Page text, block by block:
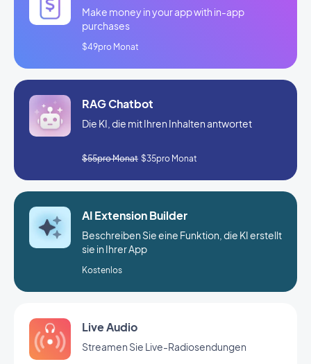
Live Audio
Streamen Sie Live-Radiosendungen
Make money in your app with in-app
purchases
$49pro Monat
RAG Chatbot
Die KI, die mit Ihren Inhalten antwortet
$55pro Monat $35pro Monat
AI Extension Builder
Beschreiben Sie eine Funktion, die KI erstellt
sie in Ihrer App
Kostenlos